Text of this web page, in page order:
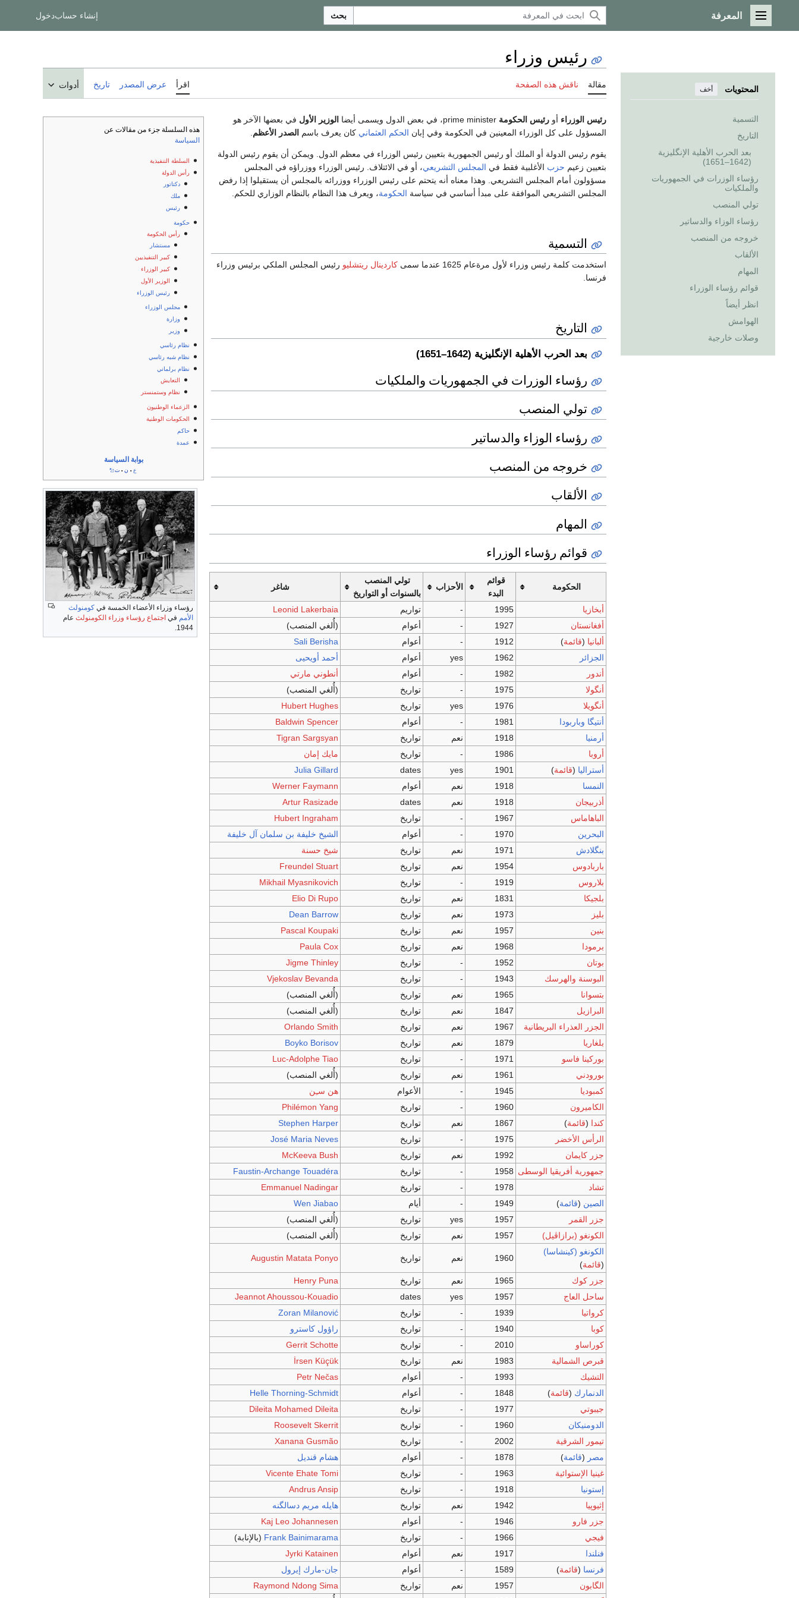
القائمة الرئيسية
المعرفة بحث إنشاء حسابدخول
المحتويات أخف
التسمية
التاريخ
بعد الحرب الأهلية الإنگليزية
(1642–1651)
رؤساء الوزرات في الجمهوريات
والملكيات
تولي المنصب
رؤساء الوزاء والدساتير
خروجه من المنصب
الألقاب
المهام
قوائم رؤساء الوزراء
انظر أيضاً
الهوامش
وصلات خارجية
رئيس وزراء
مقالة ناقش هذه الصفحة اقرأ عرض المصدر تاريخ أدوات
هذه السلسلة جزء من مقالات عن
السياسة
السلطة التنفيذية
رأس الدولة
دكتاتور
ملك
رئيس
حكومة
رأس الحكومة
مستشار
كبير التنفيذيين
كبير الوزراء
الوزير الأول
رئيس الوزراء
مجلس الوزراء
وزارة
وزير
نظام رئاسي
نظام شبه رئاسي
نظام برلماني
التعايش
نظام وستمنستر
الزعماء الوطنيون
الحكومات الوطنية
حاكم
عمدة
بوابة السياسة
ع • ن • ت
رئيس الوزراء أو رئيس الحكومة الوزير الأول في بعضها الآخر هو
المسؤول على كل الوزراء المعينين في الحكومة وفي إبان الحكم العثماني كان يعرف باسم الصدر الأعظم
يقوم رئيس الدولة أو الملك أو رئيس الجمهورية بتعيين رئيس الوزراء في معظم الدول. ويمكن أن يقوم رئيس الدولة
بتعيين زعيم حزب الأغلبية فقط في المجلس التشريعي، أو في الائتلاف. رئيس الوزراء ووزراؤه في المجلس
مسؤولون أمام المجلس التشريعي. وهذا معناه أنه يتحتم على رئيس الوزراء ووزرائه بالمجلس أن يستقيلوا إذا رفض
المجلس التشريعي الموافقة على مبدأ أساسي في سياسة الحكومة، ويعرف هذا النظام بالنظام الوزاري للحكم.
التسمية
رؤساء وزراء الأعضاء الخمسة في كومنولث
الأمم في اجتماع رؤساء وزراء الكومنولث عام
1944.
استخدمت كلمة رئيس وزراء لأول مرةعام 1625 عندما سمى كاردينال ريتشليو رئيس المجلس الملكي برئيس وزراء
فرنسا.
التاريخ
بعد الحرب الأهلية الإنگليزية (1642–1651)
رؤساء الوزرات في الجمهوريات والملكيات
تولي المنصب
رؤساء الوزاء والدساتير
خروجه من المنصب
الألقاب
المهام
قوائم رؤساء الوزراء
الحكومة
قوائم
البدء
الأحزاب
تولي المنصب
بالسنوات أو التواريخ
شاغر
أبخازيا 1995
- تواريم
Leonid Lakerbaia
أفغانستان
1927
- أعوام
(أُلغي المنصب)
ألبانيا (قائمة)
1912
- أعوام
Sali Berisha
الجزائر
1962
yes أعوام
أحمد أويحيى
أندور
1982
- أعوام
أنطوني مارتي
أنگولا
1975
- تواريخ
(أُلغي المنصب)
أنگويلا
1976
yes تواريخ
Hubert Hughes
أنتيگا وباربودا
1981
- أعوام
Baldwin Spencer
أرمنيا
1918 نعم تواريخ
Tigran Sargsyan
أروبا
1986
- تواريخ
مايك إمان
أستراليا (قائمة)
1901
yes
dates
Julia Gillard
النمسا
1918 نعم أعوام
Werner Faymann
أذربيجان
1918 نعم dates
Artur Rasizade
الباهاماس
1967
- تواريخ
Hubert Ingraham
البحرين
1970
- أعوام الشيخ خليفة بن سلمان آل خليفة
بنگلادش
1971 نعم تواريخ
شيخ حسنة
باربادوس
1954 نعم تواريخ
Freundel Stuart
بلاروس
1919
- تواريخ
Mikhail Myasnikovich
بلجيكا
1831 نعم تواريخ
Elio Di Rupo
بليز
1973 نعم تواريخ
Dean Barrow
بنين
1957 نعم تواريخ
Pascal Koupaki
برمودا
1968 نعم تواريخ
Paula Cox
بوتان
1952
- تواريخ
Jigme Thinley
البوسنة والهرسك
1943
- تواريخ
Vjekoslav Bevanda
بتسوانا
1965 نعم تواريخ
(أُلغي المنصب)
البرازيل
1847 نعم تواريخ
(أُلغي المنصب)
الجزر العذراء البريطانية
1967 نعم تواريخ
Orlando Smith
بلغاريا
1879 نعم تواريخ
Boyko Borisov
بوركينا فاسو
1971
- تواريخ
Luc-Adolphe Tiao
بورودني
1961 نعم تواريخ
(أُلغي المنصب)
كمبوديا
1945
- الأعوام
هن سـِن
الكاميرون
1960
- تواريخ
Philémon Yang
كندا (قائمة)
1867 نعم تواريخ
Stephen Harper
الرأس الأخضر
1975
- تواريخ
José Maria Neves
جزر كايمان
1992 نعم تواريخ
McKeeva Bush
جمهورية أفريقيا الوسطى 1958
- تواريخ
Faustin-Archange Touadéra
تشاد
1978
- تواريخ
Emmanuel Nadingar
الصين (قائمة)
1949
- أيام
Wen Jiabao
جزر القمر
1957
yes تواريخ
(أُلغي المنصب)
الكونغو (برازاڤيل)
1957 نعم تواريخ
(أُلغي المنصب)
الكونغو (كينشاسا)
(قائمة)
1960 نعم تواريخ Augustin Matata Ponyo
جزر كوك 1965 نعم تواريخ
Henry Puna
ساحل العاج
1957
yes
dates
Jeannot Ahoussou-Kouadio
كرواتيا
1939
- تواريخ
Zoran Milanović
كوبا
1940
- تواريخ
راؤول كاسترو
كوراساو
2010
- تواريخ
Gerrit Schotte
قبرص الشمالية
1983 نعم تواريخ
İrsen Küçük
التشيك
1993
- أعوام
Petr Nečas
الدنمارك (قائمة)
1848
- أعوام
Helle Thorning-Schmidt
جيبوتي
1977
- تواريخ
Dileita Mohamed Dileita
الدومنيكان
1960
- تواريخ
Roosevelt Skerrit
تيمور الشرقية
2002
- تواريخ
Xanana Gusmão
مصر (قائمة)
1878
- أعوام
هشام قنديل
غينيا الإستوائية
1963
- تواريخ
Vicente Ehate Tomi
إستونيا
1918
- تواريخ
Andrus Ansip
إثيوپيا
1942 نعم تواريخ
هايله مريم دسالگنه
جزر فارو
1946
- أعوام
Kaj Leo Johannesen
فيجي
1966
- تواريخ Frank Bainimarama (بالإنابة)
فنلندا
1917 نعم أعوام
Jyrki Katainen
فرنسا (قائمة)
1589
- أعوام
جان-مارك إيرول
الگابون
1957 نعم تواريخ
Raymond Ndong Sima